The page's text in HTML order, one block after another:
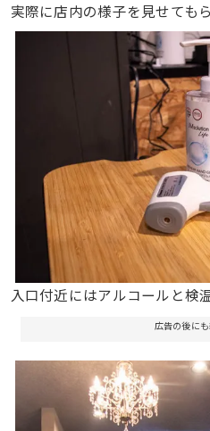
実際に店内の様子を見せても
入口付近にはアルコールと検
広告の後に